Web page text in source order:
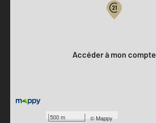
500 m ©Mappy
Accéder à mon compte